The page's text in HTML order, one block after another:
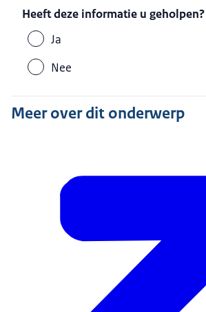
Heeft deze informatie u geholpen?
Ja
Nee
Meer over dit onderwerp